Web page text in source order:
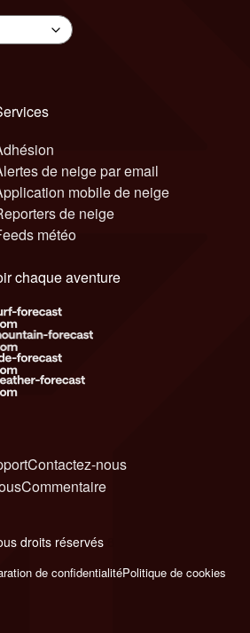
de neige par email
mobile de neige
de neige
météo
chaque aventure
Contactez-nous
Commentaire
droits réservés
de confidentialitéPolitique de cookies